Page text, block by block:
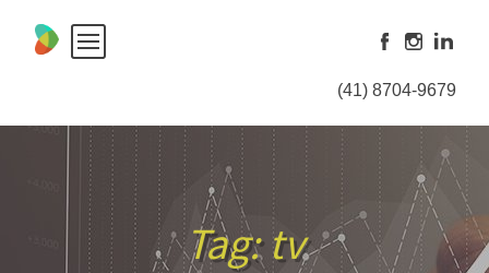
content
(41) 8704-9679
Tag:tv